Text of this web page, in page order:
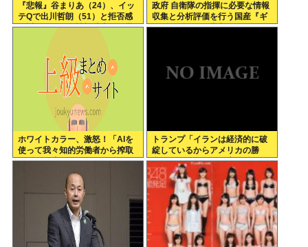
『悲報』谷まりあ（24）、イッ
テQで出川哲朗（51）と拒否感
が近すぎると女性視聴者から批
政府 自衛隊の指揮に必要な情報
収集と分析評価を行う国産『ギ
ョギョギョAI』導入へ
ホワイトカラー、激怒！「AIを
使って我々知的労働者から搾取
するのを止めろォォオオ
トランプ「イランは経済的に破
綻しているからアメリカの勝
利」ゴールポストが大移動